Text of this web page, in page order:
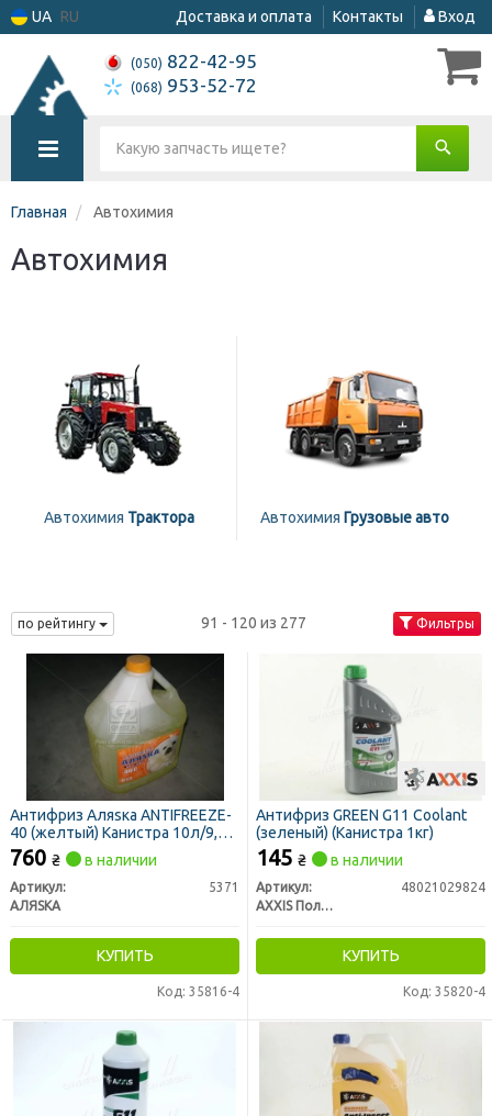
UA RU Доставка и оплата Контакты Вход
(050) 822-42-95
(068) 953-52-72
Главная Автохимия
Автохимия
Автохимия Трактора Автохимия Грузовые авто
по рейтингу 91 - 120 из 277 Фильтры
Антифриз Аляsка ANTIFREEZE-
40 (желтый) Канистра 10л/9,83
кг
760 ₴ в наличии
Артикул:
5371
АЛЯSКА
КУПИТЬ
Код: 35816-4
Антифриз GREEN G11 Сoolant
(зеленый) (Канистра 1кг)
145 ₴ в наличии
Артикул:
48021029824
AXXIS Польша
КУПИТЬ
Код: 35820-4